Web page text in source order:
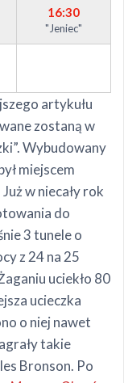
16:30
"Jeniec"
artykułu
zostaną w
Wybudowany
miejscem
w niecały rok
do
3 tunele o
z 24 na 25
uciekło 80
ucieczka
o niej nawet
takie
Bronson. Po